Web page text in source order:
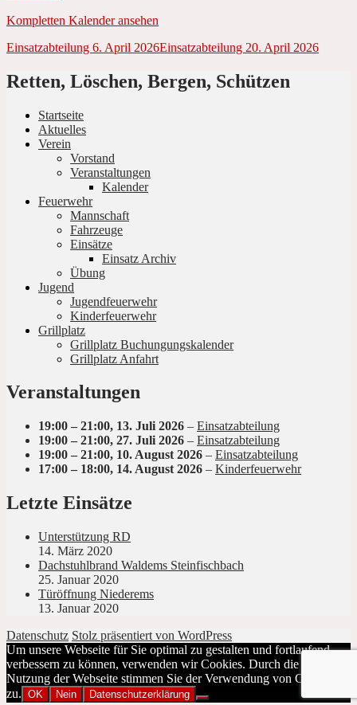
Kompletten Kalender ansehen
Beitrags-
Navigation
Einsatzabteilung 6. April 2026Einsatzabteilung 20. April 2026
Retten, Löschen, Bergen, Schützen
Startseite
Aktuelles
Verein
Vorstand
Veranstaltungen
Kalender
Feuerwehr
Mannschaft
Fahrzeuge
Einsätze
Einsatz Archiv
Übung
Jugend
Jugendfeuerwehr
Kinderfeuerwehr
Grillplatz
Grillplatz Buchungungskalender
Grillplatz Anfahrt
Veranstaltungen
19:00 – 21:00, 13. Juli 2026 – Einsatzabteilung
19:00 – 21:00, 27. Juli 2026 – Einsatzabteilung
19:00 – 21:00, 10. August 2026 – Einsatzabteilung
17:00 – 18:00, 14. August 2026 – Kinderfeuerwehr
Letzte Einsätze
Unterstützung RD
14. März 2020
Dachstuhlbrand Waldems Steinfischbach
25. Januar 2020
Türöffnung Niederems
13. Januar 2020
Datenschutz Stolz präsentiert von WordPress
Um unsere Webseite für Sie optimal zu gestalten und fortlaufend
verbessern zu können, verwenden wir Cookies. Durch die weitere
Nutzung der Webseite stimmen Sie der Verwendung von Cookies
zu. OK Nein Datenschutzerklärung